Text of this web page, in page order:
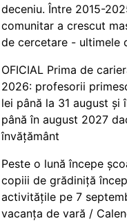
deceniu. Între 2015-
comunitar a crescut
de cercetare - ultimele
OFICIAL Prima de
2026: profesorii
lei până la 31 august și
până în august 2027
învățământ
Peste o lună începe
copiii de grădiniță
activitățile pe 7
vacanța de vară /